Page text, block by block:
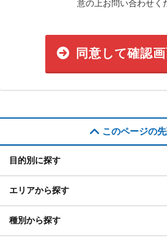
意の上お問い合わせく
同意して確認
このページの
目的別に探す
エリアから探す
種別から探す